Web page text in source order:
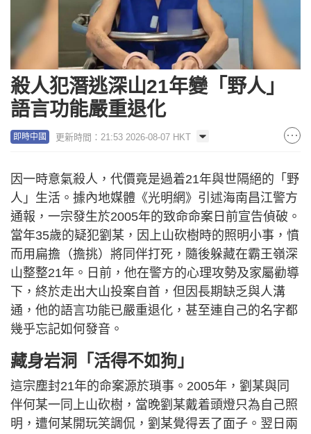
殺人犯潛逃深山21年變「野人」
語言功能嚴重退化
即時中國 更新時間：21:53 2026-08-07 HKT
因一時意氣殺人，代價竟是過着21年與世隔絕的「野
人」生活。據內地媒體《光明網》引述海南昌江警方
通報，一宗發生於2005年的致命命案日前宣告偵破。
當年35歲的疑犯劉某，因上山砍樹時的照明小事，憤
而用扁擔（擔挑）將同伴打死，隨後躲藏在霸王嶺深
山整整21年。日前，他在警方的心理攻勢及家屬勸導
下，終於走出大山投案自首，但因長期缺乏與人溝
通，他的語言功能已嚴重退化，甚至連自己的名字都
幾乎忘記如何發音。
藏身岩洞「活得不如狗」
這宗塵封21年的命案源於瑣事。2005年，劉某與同
伴何某一同上山砍樹，當晚劉某戴着頭燈只為自己照
明，遭何某開玩笑調侃，劉某覺得丟了面子。翌日兩